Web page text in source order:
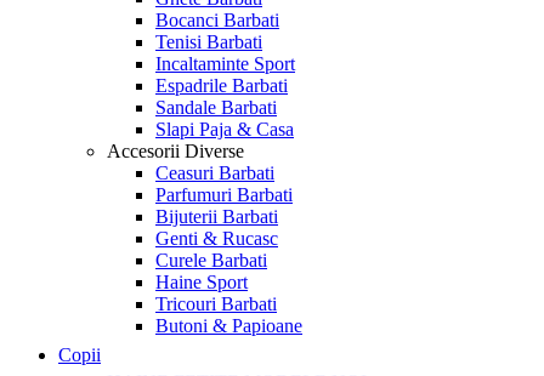
Bocanci Barbati
Tenisi Barbati
Incaltaminte Sport
Espadrile Barbati
Sandale Barbati
Slapi Paja & Casa
Accesorii Diverse
Ceasuri Barbati
Parfumuri Barbati
Bijuterii Barbati
Genti & Rucasc
Curele Barbati
Haine Sport
Tricouri Barbati
Butoni & Papioane
Copii